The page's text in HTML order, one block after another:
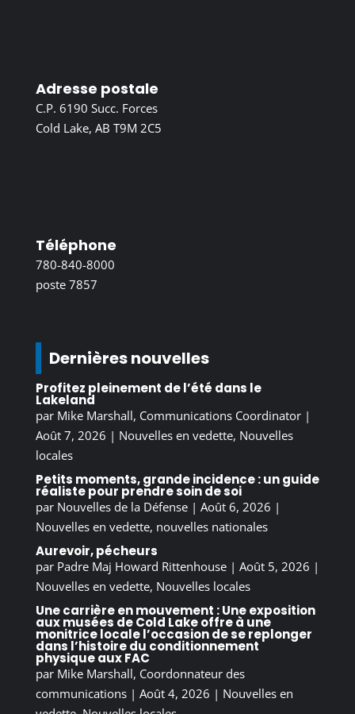
Adresse postale
C.P. 6190 Succ. Forces
Cold Lake, AB T9M 2C5
Téléphone
780-840-8000
poste 7857
Dernières nouvelles
Profitez pleinement de l’été dans le
Lakeland
par Mike Marshall, Communications Coordinator|
Août 7, 2026 | Nouvelles en vedette, Nouvelles
locales
Petits moments, grande incidence : un guide
réaliste pour prendre soin de soi
par Nouvelles de la Défense| Août 6, 2026 |
Nouvelles en vedette, nouvelles nationales
Aurevoir, pécheurs
par Padre Maj Howard Rittenhouse| Août 5, 2026 |
Nouvelles en vedette, Nouvelles locales
Une carrière en mouvement : Une exposition
aux musées de Cold Lake offre à une
monitrice locale l’occasion de se replonger
dans l’histoire du conditionnement
physique aux FAC
par Mike Marshall, Coordonnateur des
communications| Août 4, 2026 | Nouvelles en